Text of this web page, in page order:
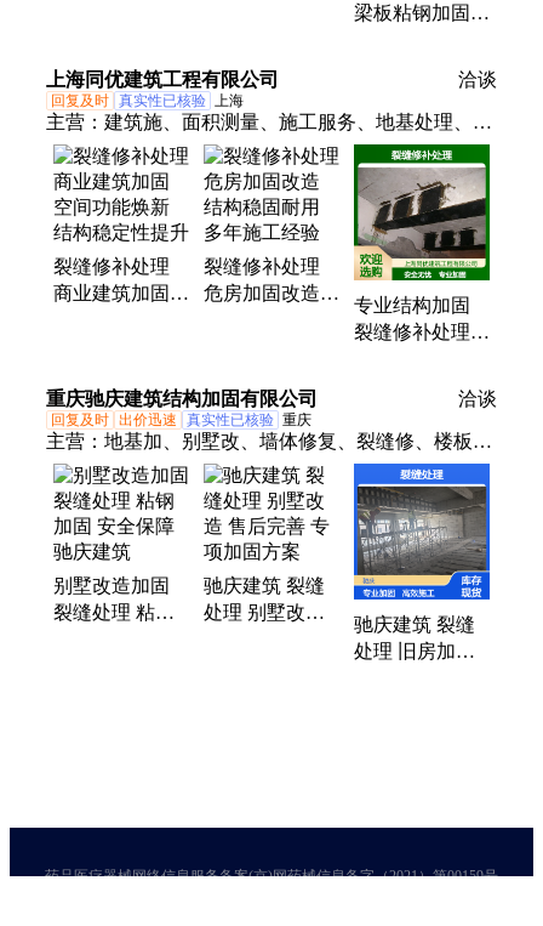
梁板粘钢加固补
合 抗震加固处
上海同优建筑工程有限公司 洽谈
回复及时 真实性已核验 上海
主营： 建筑施、面积测量、施工服务、地基处理、加
固服务、地基加固、混凝土加固、加固工程服务、加
固改造服务、抗震评估、全性检测、检测服务、检测
评估、房屋检测鉴定、房屋安全检测、房屋纠错平
移、基础设计施工、一站式焊接服务
裂缝修补处理
商业建筑加固
裂缝修补处理
危房加固改造
专业结构加固
裂缝修补处理
安全隐患排查
重庆驰庆建筑结构加固有限公司 洽谈
回复及时 出价迅速 真实性已核验 重庆
主营： 地基加、别墅改、墙体修复、裂缝修、楼板加
固、旧房加固、植筋加固、厂房加固、裂缝处理、粘
钢加固、墙体加固、商业楼加固、碳纤维加固服务、
别墅定制、基础注浆加、地基稳固工程、商业楼结构
补、墙体安全修复
别墅改造加固
裂缝处理 粘钢
驰庆建筑 裂缝
处理 别墅改造
驰庆建筑 裂缝
处理 旧房加固
药品医疗器械网络信息服务备案(京)网药械信息备字（2021）第00159号